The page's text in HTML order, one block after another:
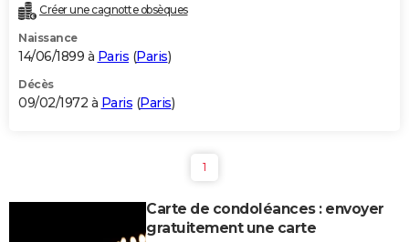
Créer une cagnotte obsèques
Naissance
14/06/1899 à Paris (Paris)
Décès
09/02/1972 à Paris (Paris)
1
Carte de condoléances : envoyer
gratuitement une carte